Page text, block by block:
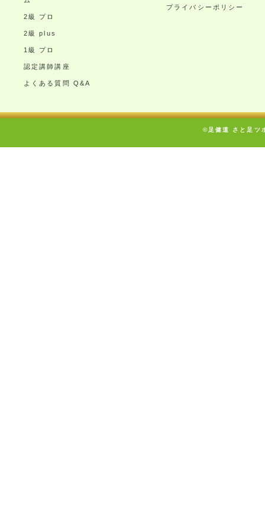
2級 プロ
2級 plus
1級 プロ
認定講師講座
よくある質問 Q&A
プライバシーポリシー
©足健道 さと足